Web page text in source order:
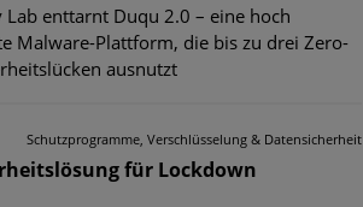
Lab enttarnt Duqu 2.0 – eine hoch
Malware-Plattform, die bis zu drei Zero-
ausnutzt
Schutzprogramme, Verschlüsselung & Datensicherheit
für Lockdown